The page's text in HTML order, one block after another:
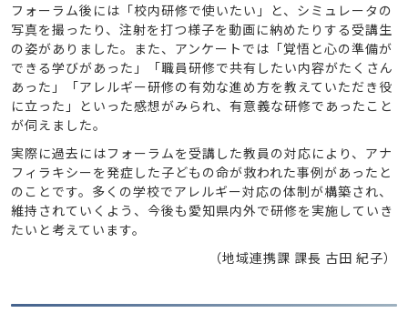
フォーラム後には「校内研修で使いたい」と、シミュレータの
写真を撮ったり、注射を打つ様子を動画に納めたりする受講生
の姿がありました。また、アンケートでは「覚悟と心の準備が
できる学びがあった」「職員研修で共有したい内容がたくさん
あった」「アレルギー研修の有効な進め方を教えていただき役
に立った」といった感想がみられ、有意義な研修であったこと
が伺えました。
実際に過去にはフォーラムを受講した教員の対応により、アナ
フィラキシーを発症した子どもの命が救われた事例があったと
のことです。多くの学校でアレルギー対応の体制が構築され、
維持されていくよう、今後も愛知県内外で研修を実施していき
たいと考えています。
（地域連携課 課長 古田 紀子）